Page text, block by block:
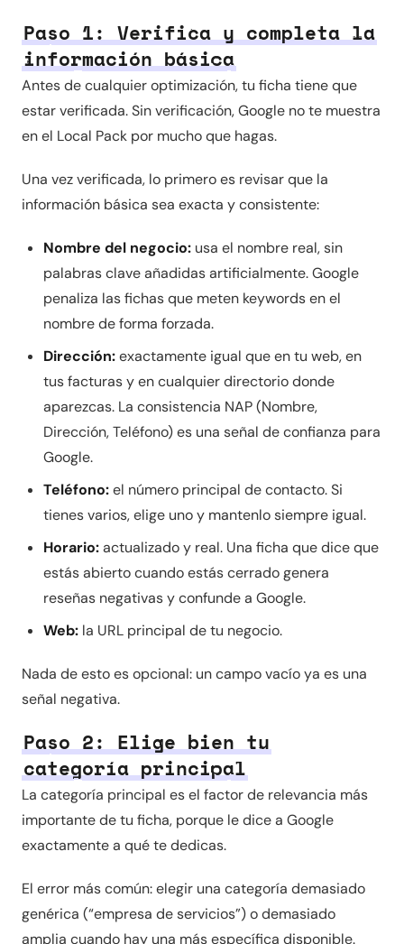
Paso 1: Verifica y completa la
información básica
Antes de cualquier optimización, tu ficha tiene que
estar verificada. Sin verificación, Google no te muestra
en el Local Pack por mucho que hagas.
Una vez verificada, lo primero es revisar que la
información básica sea exacta y consistente:
Nombre del negocio: usa el nombre real, sin
palabras clave añadidas artificialmente. Google
penaliza las fichas que meten keywords en el
nombre de forma forzada.
Dirección:exactamente igual que en tu web, en
tus facturas y en cualquier directorio donde
aparezcas. La consistencia NAP (Nombre,
Dirección, Teléfono) es una señal de confianza para
Google.
Teléfono:el número principal de contacto. Si
tienes varios, elige uno y mantenlo siempre igual.
Horario:actualizado y real. Una ficha que dice que
estás abierto cuando estás cerrado genera
reseñas negativas y confunde a Google.
Web: la URL principal de tu negocio.
Nada de esto es opcional: un campo vacío ya es una
señal negativa.
Paso 2: Elige bien tu
categoría principal
La categoría principal es el factor de relevancia más
importante de tu ficha, porque le dice a Google
exactamente a qué te dedicas.
El error más común: elegir una categoría demasiado
genérica (“empresa de servicios”) o demasiado
amplia cuando hay una más específica disponible.